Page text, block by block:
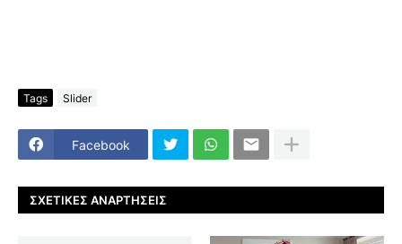
Tags Slider
Facebook
ΣΧΕΤΙΚΈΣ ΑΝΑΡΤΉΣΕΙΣ